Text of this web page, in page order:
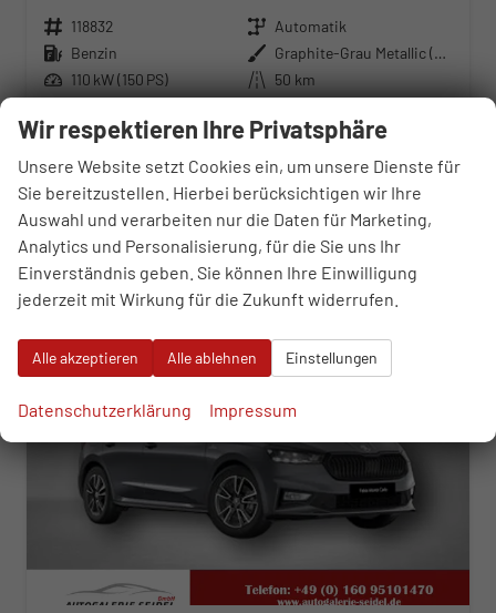
Fahrzeugnr. 118832 Getriebe Automatik
Kraftstoff Benzin Außenfarbe
Graphite-Grau Metallic (Dach in Schwarz)
Leistung 110 kW (150 PS) Kilometerstand 50 km
27.570,– €
incl. 19% MwSt.
Verbrauch kombiniert:5,60 l/100km
CO2-Klasse:D
CO2-Emissionen:127,00 g/km
ab 280,– € mtl.
Wir respektieren Ihre Privatsphäre
Unsere Website setzt Cookies ein, um unsere Dienste für
Sie bereitzustellen. Hierbei berücksichtigen wir Ihre
Auswahl und verarbeiten nur die Daten für Marketing,
Analytics und Personalisierung, für die Sie uns Ihr
Einverständnis geben. Sie können Ihre Einwilligung
jederzeit mit Wirkung für die Zukunft widerrufen.
Alle akzeptieren Alle ablehnen Einstellungen
Datenschutzerklärung Impressum